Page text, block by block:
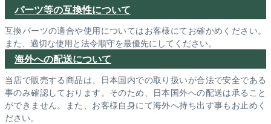
パーツ等の互換性について
互換パーツの適合や使用についてはお客様にてお確かめください。
また、適切な使用と法令順守を最優先にしてください。
海外への配送について
当店で販売する商品は、日本国内での取り扱いが合法で安全である
事のみ確認しております。そのため、日本国外への配送は承ること
ができません。また、お客様自身にて海外へ持ち出す事もお止めく
ださい。